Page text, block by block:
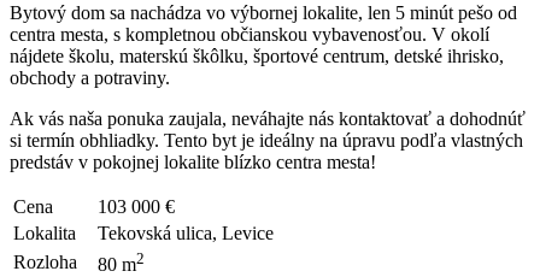
Bytový dom sa nachádza vo výbornej lokalite, len 5 minút pešo od
centra mesta, s kompletnou občianskou vybavenosťou. V okolí
nájdete školu, materskú škôlku, športové centrum, detské ihrisko,
obchody a potraviny.
Ak vás naša ponuka zaujala, neváhajte nás kontaktovať a dohodnúť
si termín obhliadky. Tento byt je ideálny na úpravu podľa vlastných
predstáv v pokojnej lokalite blízko centra mesta!
Cena
103 000 €
Lokalita
Tekovská ulica, Levice
Rozloha
80 m2